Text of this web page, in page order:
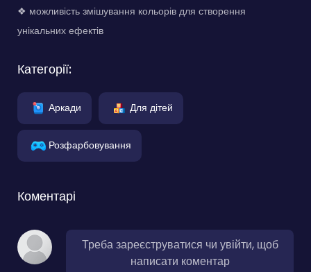
❖ можливість змішування кольорів для створення
унікальних ефектів
Категорії:
Аркади Для дітей
Розфарбовування
Коментарі
Треба зареєструватися чи увійти, щоб
написати коментар